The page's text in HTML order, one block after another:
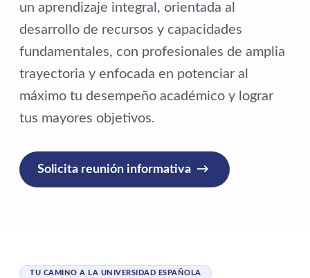
un aprendizaje integral, orientada al
desarrollo de recursos y capacidades
fundamentales, con profesionales de amplia
trayectoria y enfocada en potenciar al
máximo tu desempeño académico y lograr
tus mayores objetivos.
Solicita reunión informativa
TU CAMINO A LA UNIVERSIDAD ESPAÑOLA